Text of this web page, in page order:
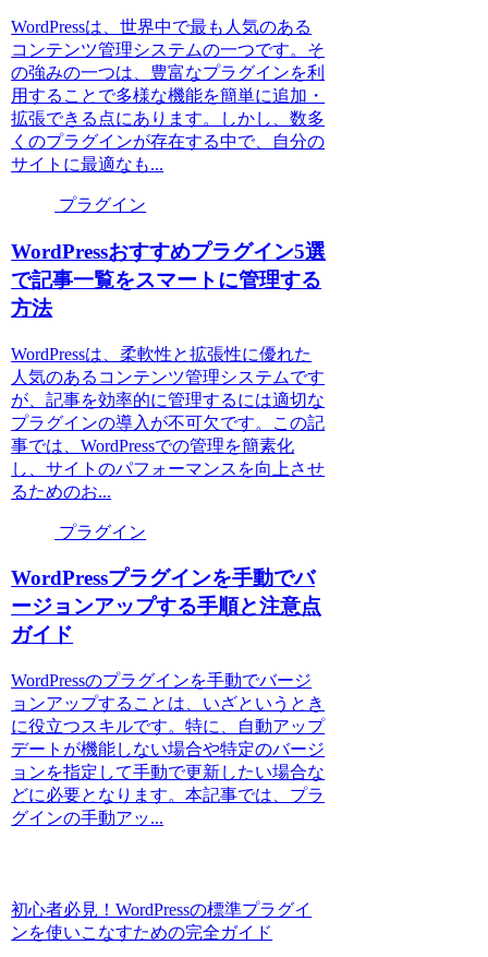
WordPressは、世界中で最も人気のある
コンテンツ管理システムの一つです。そ
の強みの一つは、豊富なプラグインを利
用することで多様な機能を簡単に追加・
拡張できる点にあります。しかし、数多
くのプラグインが存在する中で、自分の
サイトに最適なも...
プラグイン
WordPressおすすめプラグイン5選
で記事一覧をスマートに管理する
方法
WordPressは、柔軟性と拡張性に優れた
人気のあるコンテンツ管理システムです
が、記事を効率的に管理するには適切な
プラグインの導入が不可欠です。この記
事では、WordPressでの管理を簡素化
し、サイトのパフォーマンスを向上させ
るためのお...
プラグイン
WordPressプラグインを手動でバ
ージョンアップする手順と注意点
ガイド
WordPressのプラグインを手動でバージ
ョンアップすることは、いざというとき
に役立つスキルです。特に、自動アップ
デートが機能しない場合や特定のバージ
ョンを指定して手動で更新したい場合な
どに必要となります。本記事では、プラ
グインの手動アッ...
初心者必見！WordPressの標準プラグイ
ンを使いこなすための完全ガイド